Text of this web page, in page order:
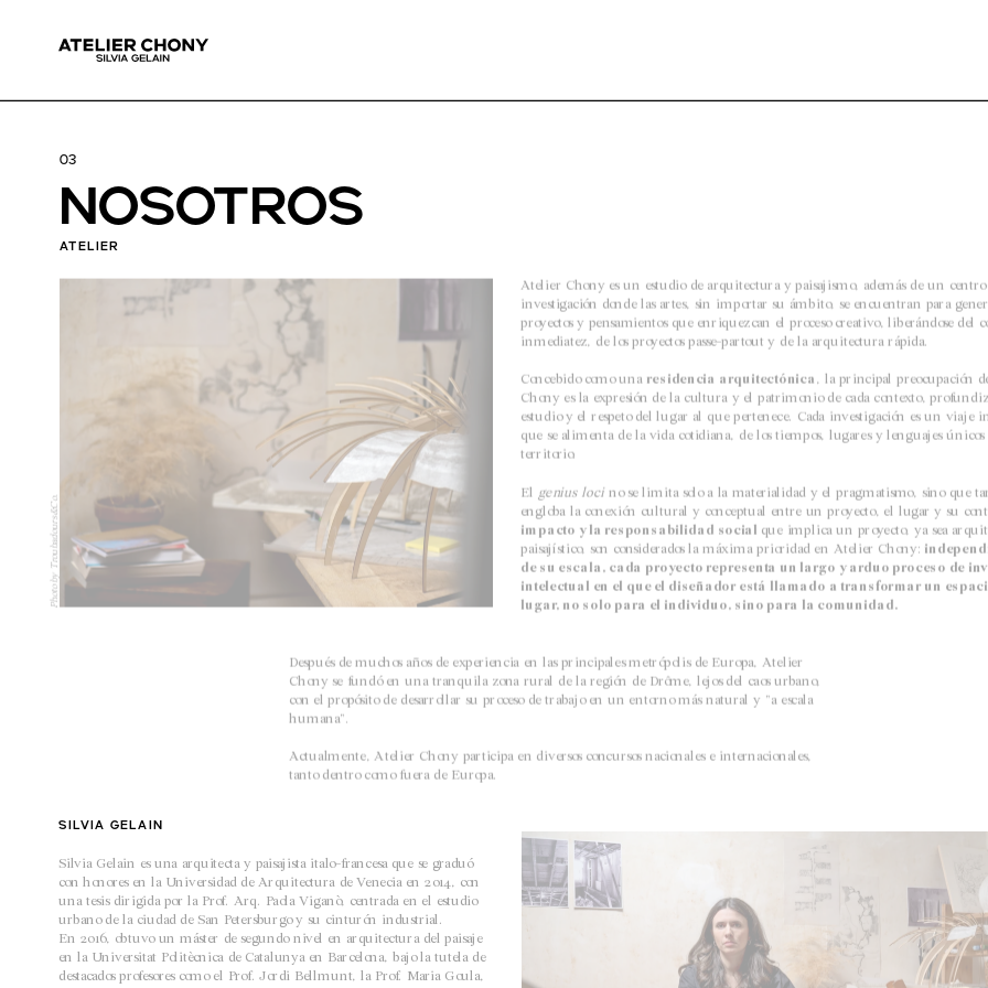
03
nosotros
ATELIER
Atelier Chony es un estudio de arquitectura y paisajismo, además de un centro
investigación donde las artes, sin importar su ámbito, se encuentran para
proyectos y pensamientos que enriquezcan el proceso creativo, liberándose del
inmediatez, de los proyectos passe-partout y de la arquitectura rápida.
Concebido como una residencia arquitectónica , la principal preocupación
Chony es la expresión de la cultura y el patrimonio de cada contexto,
estudio y el respeto del lugar al que pertenece. Cada investigación es un viaje
que se alimenta de la vida cotidiana, de los tiempos, lugares y lenguajes únicos
territorio.
El genius loci no se limita solo a la materialidad y el pragmatismo, sino que
engloba la conexión cultural y conceptual entre un proyecto, el lugar y su
impacto y la responsabilidad social que implica un proyecto, ya sea
paisajístico, son considerados la máxima prioridad en Atelier Chony:
de su escala, cada proyecto representa un largo y arduo proceso de
intelectual en el que el diseñador está llamado a transformar un
lugar, no solo para el individuo, sino para la comunidad.
Photo by Troubadours&Co.
Después de muchos años de experiencia en las principales metrópolis de Europa, Atelier
Chony se fundó en una tranquila zona rural de la región de Drôme, lejos del caos urbano,
con el propósito de desarrollar su proceso de trabajo en un entorno más natural y "a escala
humana".
Actualmente, Atelier Chony participa en diversos concursos nacionales e internacionales,
tanto dentro como fuera de Europa.
silvia gelain
Silvia Gelain es una arquitecta y paisajista italo-francesa que se graduó
con honores en la Universidad de Arquitectura de Venecia en 2014, con
una tesis dirigida por la Prof. Arq. Paola Viganò, centrada en el estudio
urbano de la ciudad de San Petersburgo y su cinturón industrial.
En 2016, obtuvo un máster de segundo nivel en arquitectura del paisaje
en la Universitat Politècnica de Catalunya en Barcelona, bajo la tutela de
destacados profesores como el Prof. Jordi Bellmunt, la Prof. Maria Goula,